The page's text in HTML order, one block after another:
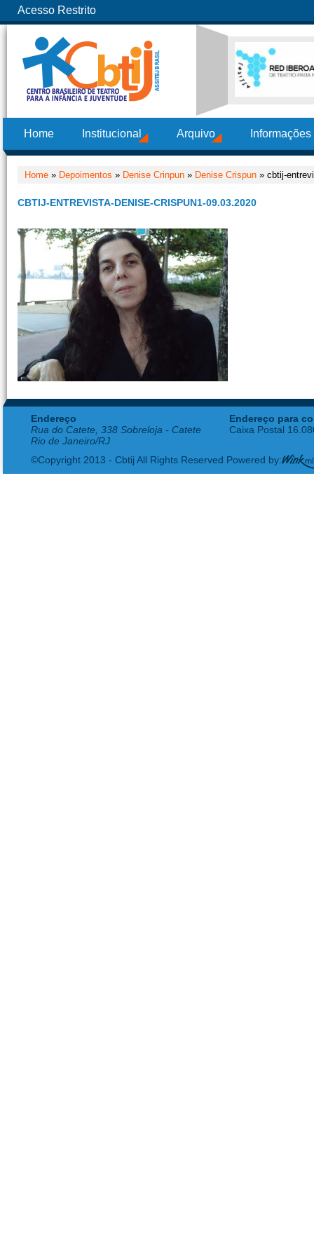
Acesso Restrito
Home Institucional Arquivo
Home » Depoimentos » Denise Crinpun » Denise Crispun » cbtij-
CBTIJ-ENTREVISTA-DENISE-CRISPUN1-09.03.2020
Endereço
Rua do Catete, 338 Sobreloja - Catete
Rio de Janeiro/RJ
Endereço para
Caixa Postal
©Copyright 2013 - Cbtij All Rights Reserved Powered by: